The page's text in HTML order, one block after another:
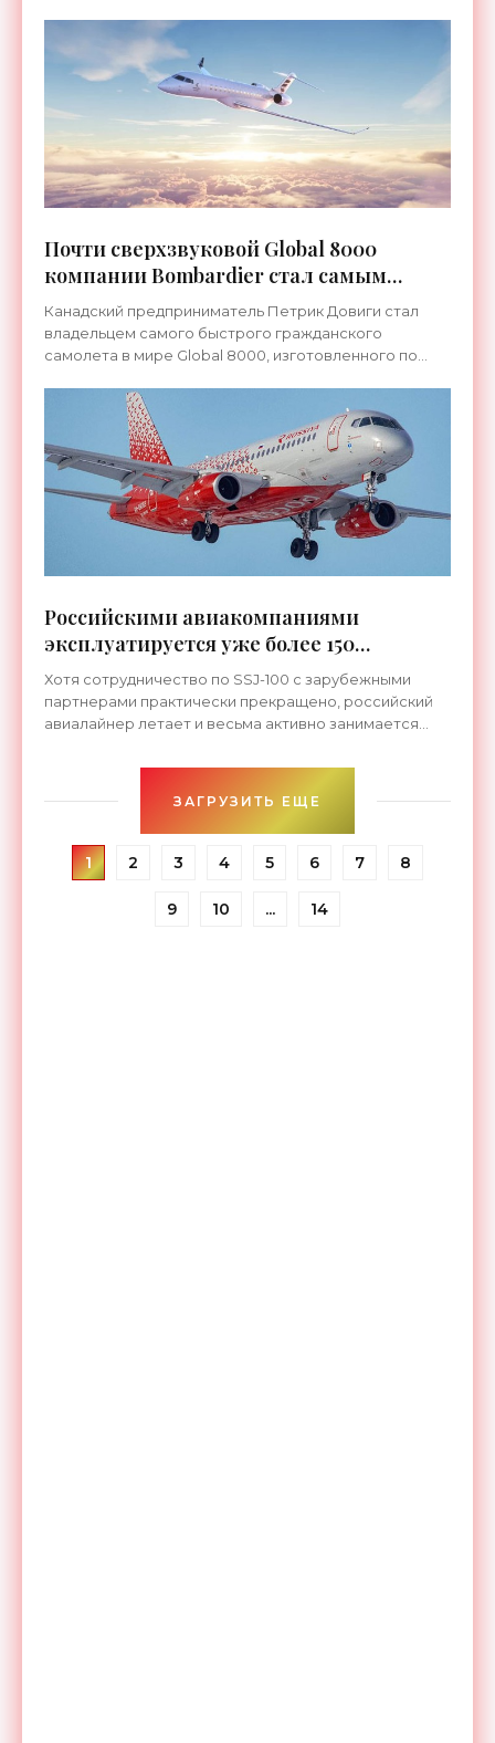
проведен ряд комплексных испытаний
Почти сверхзвуковой Global 8000
компании Bombardier стал самым
быстрым гражданским самолетом в
мире - «Техника»
Канадский предприниматель Петрик Довиги стал
владельцем самого быстрого гражданского
самолета в мире Global 8000, изготовленного по
1134 км/ч (0,95
Российскими авиакомпаниями
эксплуатируется уже более 150
лайнеров SSJ-100 - «Техника»
Хотя сотрудничество по SSJ-100 с зарубежными
партнерами практически прекращено, российский
авиалайнер летает и весьма активно занимается
действует 159
ЗАГРУЗИТЬ ЕЩЕ
1 2 3 4 5 6 7 8
9 10 ... 14